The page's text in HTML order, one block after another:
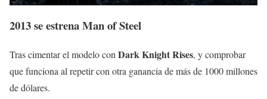
2013 se estrena Man of Steel
Tras cimentar el modelo con Dark Knight Rises, y comprobar
que funciona al repetir con otra ganancia de más de 1000 millones
de dólares.